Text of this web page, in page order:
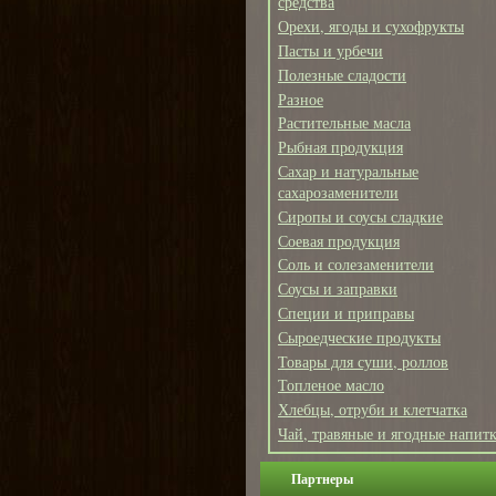
Орехи, ягоды и сухофрукты
Пасты и урбечи
Полезные сладости
Разное
Растительные масла
Рыбная продукция
Сахар и натуральные
сахарозаменители
Сиропы и соусы сладкие
Соевая продукция
Соль и солезаменители
Соусы и заправки
Специи и приправы
Сыроедческие продукты
Товары для суши, роллов
Топленое масло
Хлебцы, отруби и клетчатка
Чай, травяные и ягодные
Партнеры